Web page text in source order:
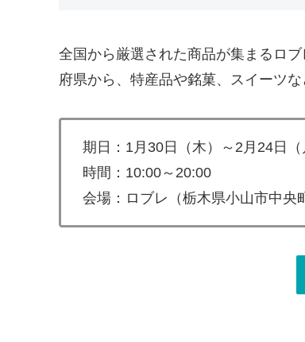
全国から厳選された商品が集まるロ
府県から、特産品や銘菓、スイーツな
期日：1月30日（木）～2月24日（
時間：10:00～20:00
会場：ロブレ（栃木県小山市中央